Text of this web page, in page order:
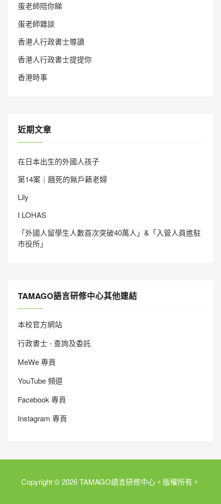
蛋老師陪你睇
蛋老師雜談
香港人行政書士導讀
香港人行政書士提提你
香港時事
近期文章
在日本出生的外國人孩子
第14案｜餓死的無戶籍老婦
Lily
I LOHAS
「外國人留學生人數首次突破40萬人」&「入管人員進駐
市役所」
TAMAGO語言研修中心其他連結
本校官方網站
行政書士 - 查詢及委託
MeWe 專頁
YouTube 頻道
Facebook 專頁
Instagram 專頁
Copyright © 2026 TAMAGO語言研修中心。版權所有。